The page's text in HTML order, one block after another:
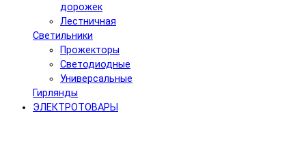
дорожек
Лестничная
Светильники
Прожекторы
Светодиодные
Универсальные
Гирлянды
ЭЛЕКТРОТОВАРЫ